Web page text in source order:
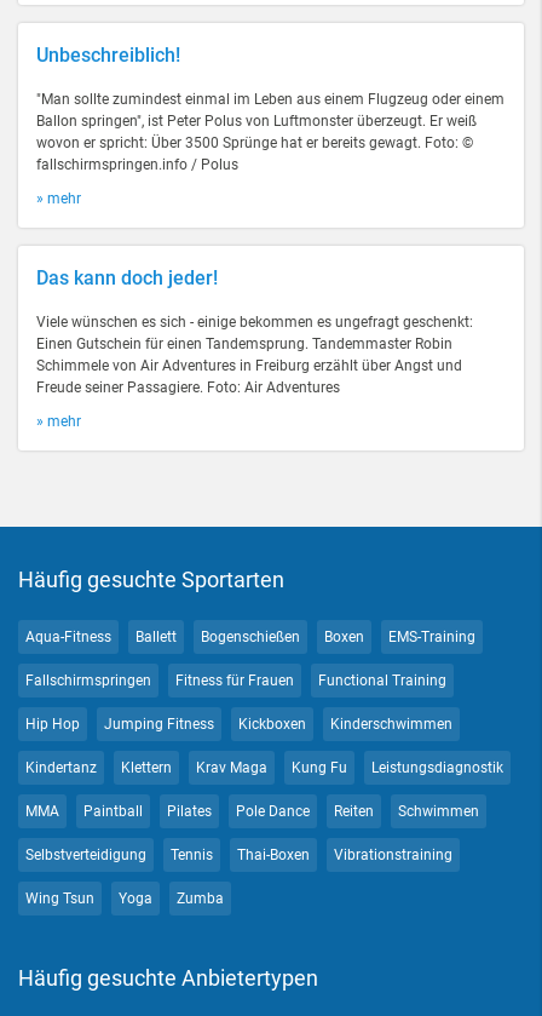
Unbeschreiblich!
"Man sollte zumindest einmal im Leben aus einem Flugzeug oder einem
Ballon springen", ist Peter Polus von Luftmonster überzeugt. Er weiß
wovon er spricht: Über 3500 Sprünge hat er bereits gewagt. Foto: ©
fallschirmspringen.info / Polus
» mehr
Das kann doch jeder!
Viele wünschen es sich - einige bekommen es ungefragt geschenkt:
Einen Gutschein für einen Tandemsprung. Tandemmaster Robin
Schimmele von Air Adventures in Freiburg erzählt über Angst und
Freude seiner Passagiere. Foto: Air Adventures
» mehr
Häufig gesuchte Sportarten
Aqua-Fitness Ballett Bogenschießen Boxen EMS-Training
Fallschirmspringen Fitness für Frauen Functional Training
Hip Hop Jumping Fitness Kickboxen Kinderschwimmen
Kindertanz Klettern Krav Maga Kung Fu Leistungsdiagnostik
MMA Paintball Pilates Pole Dance Reiten Schwimmen
Selbstverteidigung Tennis Thai-Boxen Vibrationstraining
Wing Tsun Yoga Zumba
Häufig gesuchte Anbietertypen